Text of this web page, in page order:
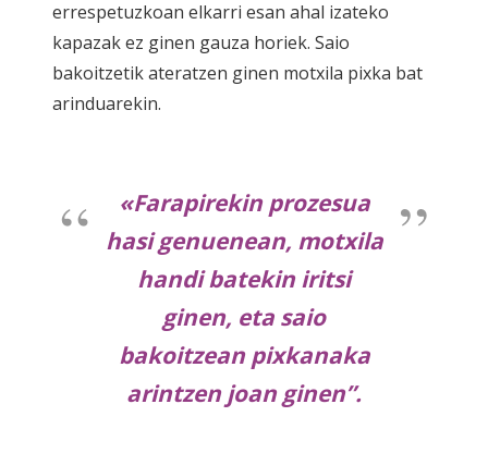
errespetuzkoan elkarri esan ahal izateko
kapazak ez ginen gauza horiek. Saio
bakoitzetik ateratzen ginen motxila pixka bat
arinduarekin.
«Farapirekin prozesua
hasi genuenean, motxila
handi batekin iritsi
ginen, eta saio
bakoitzean pixkanaka
arintzen joan ginen”.